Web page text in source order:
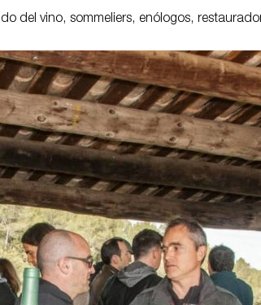
del vino, sommeliers, enólogos,